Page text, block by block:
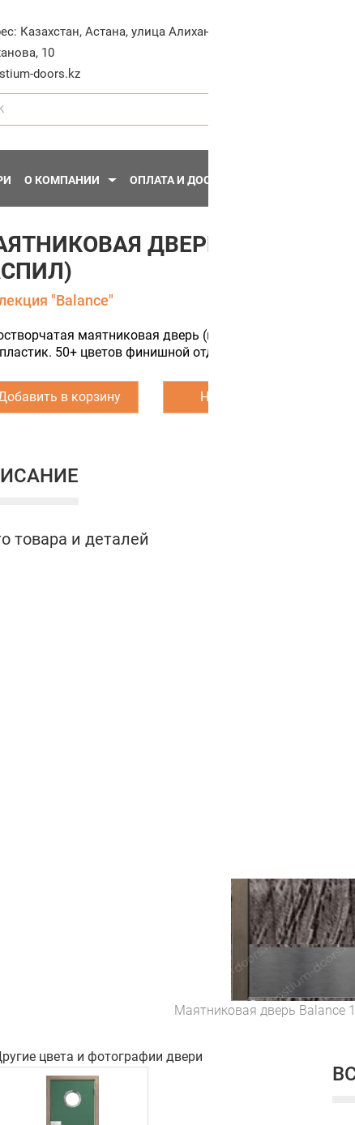
Казахстан,Астана,улица Алихана
10
doors.kz
О КОМПАНИИ ОПЛАТА И ДОСТАВКА
ДВЕРЬ BALANCE
"Balance"
маятниковая дверь (цвет полотна Серый
50+ цветов финишной отделки.
в корзину Написать нам
товара и деталей
Маятниковая дверь Balance
цвета и фотографии двери